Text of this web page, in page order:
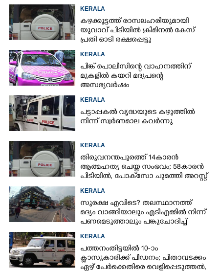
KERALA
കഴക്കൂട്ടത്ത് രാസലഹരിയുമായി
യുവാവ് പിടിയിൽ ക്രിമിനൽ കേസ്
പ്രതി ഓടി രക്ഷപ്പെട്ടു
KERALA
പിങ്ക് പൊലീസിന്റെ വാഹനത്തിന്
മുകളിൽ കയറി മദ്യപന്റെ
അസഭ്യവ‌ർഷം
KERALA
പട്ടാപ്പകൽ വൃദ്ധയുടെ കഴുത്തിൽ
നിന്ന് സ്വർണമാല കവർന്നു
KERALA
തിരുവനന്തപുരത്ത് 14കാരൻ
ആത്മഹത്യ ചെയ്ത സംഭവം; 58കാരൻ
പിടിയിൽ, പോക്‌സോ ചുമത്തി അറസ്റ്റ്
KERALA
സുരക്ഷ എവിടെ?​ തലസ്ഥാനത്ത്
മദ്യം വാങ്ങിയാലും എടിഎമ്മിൽ നിന്ന്
പണമെടുത്താലും പങ്കുചോദിച്ച്
KERALA
പത്തനംതിട്ടയിൽ 10-ാം
ക്ലാസുകാരിക്ക് പീഡനം; പിതാവടക്കം
ഏഴ് പേർക്കെതിരെ വെളിപ്പെടുത്തൽ,